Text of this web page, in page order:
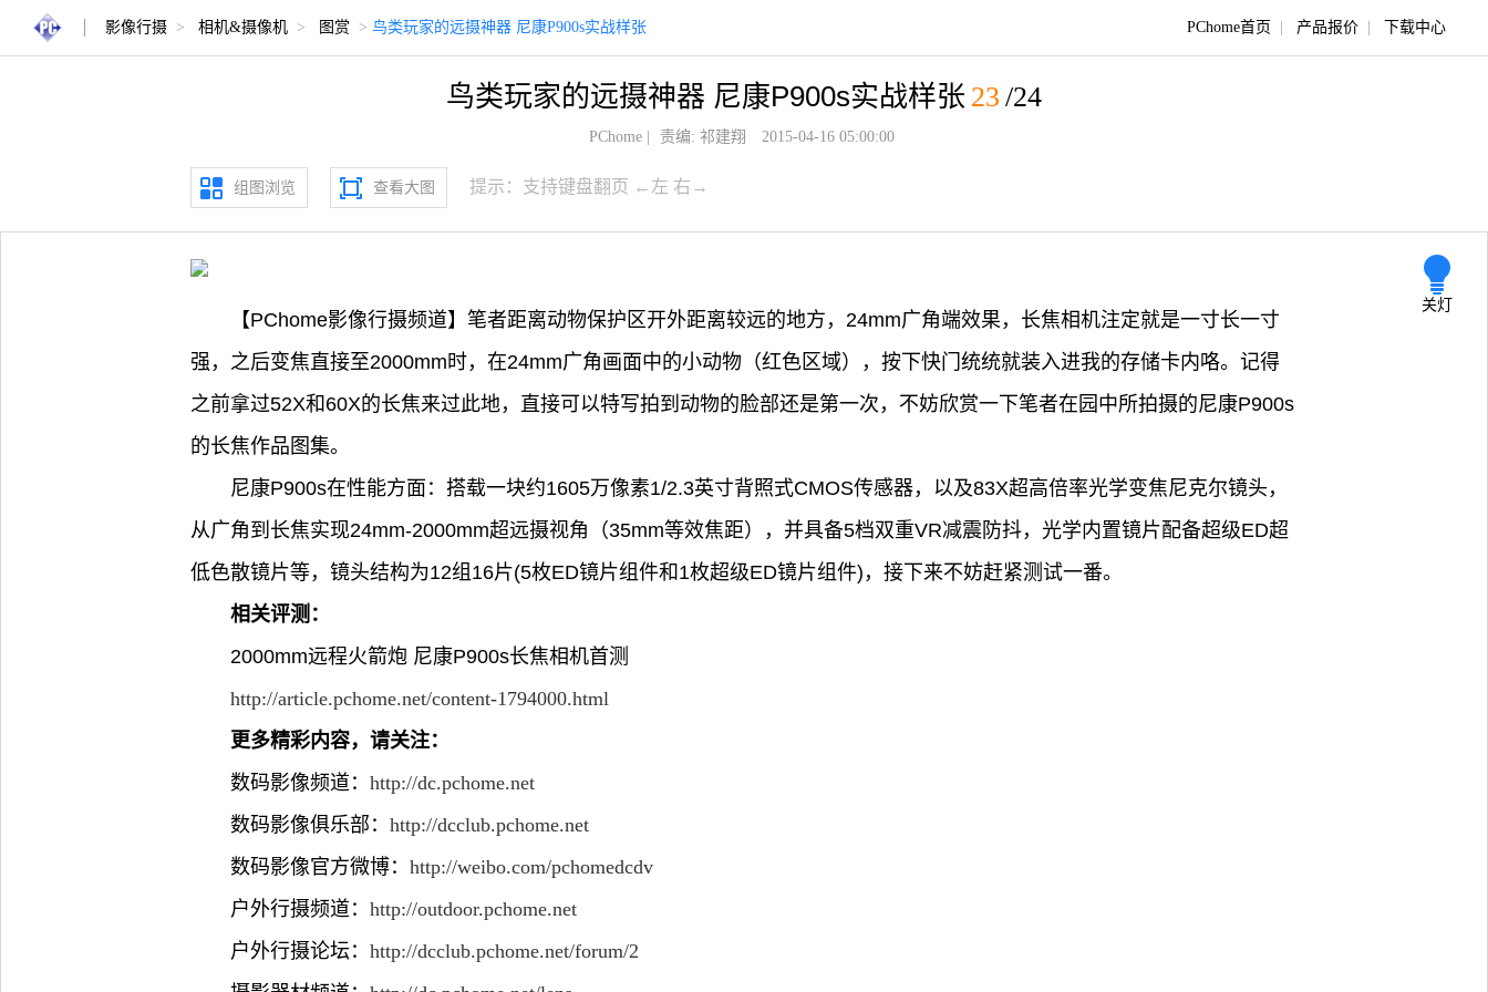
影像行摄 > 相机&摄像机 > 图赏 > 鸟类玩家的远摄神器 尼康P900s实战样张 PChome首页 产品报价 下载中心
鸟类玩家的远摄神器 尼康P900s实战样张 23 /24
PChome| 责编: 祁建翔 2015-04-16 05:00:00
组图浏览 查看大图 提示：支持键盘翻页 ←左 右→
关灯
【PChome影像行摄频道】笔者距离动物保护区开外距离较远的地方，24mm广角端效果，长焦相机注定就是一寸长一寸
强，之后变焦直接至2000mm时，在24mm广角画面中的小动物（红色区域），按下快门统统就装入进我的存储卡内咯。记得
之前拿过52X和60X的长焦来过此地，直接可以特写拍到动物的脸部还是第一次，不妨欣赏一下笔者在园中所拍摄的尼康P900s
的长焦作品图集。
尼康P900s在性能方面：搭载一块约1605万像素1/2.3英寸背照式CMOS传感器，以及83X超高倍率光学变焦尼克尔镜头，
从广角到长焦实现24mm-2000mm超远摄视角（35mm等效焦距），并具备5档双重VR减震防抖，光学内置镜片配备超级ED超
低色散镜片等，镜头结构为12组16片(5枚ED镜片组件和1枚超级ED镜片组件)，接下来不妨赶紧测试一番。
相关评测：
2000mm远程火箭炮 尼康P900s长焦相机首测
http://article.pchome.net/content-1794000.html
更多精彩内容，请关注：
数码影像频道： http://dc.pchome.net
数码影像俱乐部： http://dcclub.pchome.net
数码影像官方微博： http://weibo.com/pchomedcdv
户外行摄频道： http://outdoor.pchome.net
户外行摄论坛： http://dcclub.pchome.net/forum/2